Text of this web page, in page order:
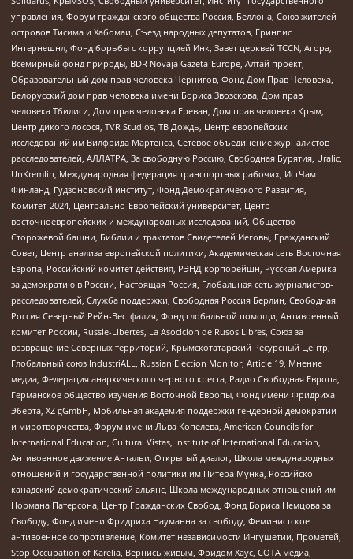
управления, Форум гражданского общества Россия, Беллона, Союз жителей
островов Тисима и Хабомаи, Съезд народных депутатов, Гринпис
Интернешнл, Фонд борьбы с коррупцией Инк, Завет церквей TCCN, Агора,
Всемирный фонд природы, BDR Novaja Gazeta-Europe, Алтай проект,
Образовательный дом прав человека Чернигов, Фонд Дом Прав Человека,
Белорусский дом прав человека имени Бориса Звозскова, Дом прав
человека Тбилиси, Дом прав человека Ереван, Дом прав человека Крым,
Центр дикого лосося, TVR Studios, ТВ Дождь, Центр европейских
исследований им Вилфрида Мартенса, Сетевое объединение журналистов
расследователей, АЛЛАТРА, За свободную Россию, Свободная Бурятия, Uralic,
UnKremlin, Международная федерация транспортных рабочих, ИстЧам
Финланд, Гудзоновский институт, Фонд Демократического Развития,
Комитет-2024, Центрально-Европейский университет, Центр
восточноевропейских и международных исследований, Общество
Сторожевой башни, Библии и трактатов Свидетелей Иеговы, Гражданский
Совет, Центр анализа европейской политики, Академическая сеть Восточная
Европа, Российский комитет действия, РЭНД корпорейшн, Русская Америка
за демократию в России, Настоящая Россия, Глобальная сеть журналистов-
расследователей, Служба поддержки, Свободная Россия Берлин, Свободная
Россия Северный Рейн-Вестфалия, Фонд глобальной помощи, Антивоенный
комитет России, Russie-Libertes, La Asocicion de Rusos Libres, Союз за
возвращение Северных территорий, Крымскотатарский Ресурсный Центр,
Глобальный союз IndustriALL, Russian Election Monitor, Article 19, Мнение
медиа, Федерация анархического черного креста, Радио Свободная Европа,
Германское общество изучения Восточной Европы, Фонд имени Фридриха
Эберта, XZ gGmbH, Мобильная академия поддержки гендерной демократии
и миротворчества, Форум имени Льва Копелева, American Councils for
International Education, Cultural Vistas, Institute of International Education,
Антивоенное движение Антальи, Открытый диалог, Школа международных
отношений и государственной политики им Питера Мунка, Российско-
канадский демократический альянс, Школа международных отношений им
Нормана Патерсона, Центр Гражданских Свобод, Фонд Бориса Немцова за
Свободу, Фонд имени Фридриха Науманна за свободу, Феминистское
антивоенное сопротивление, Комитет независимости Ингушетии, Прометей,
Stop Occupation of Karelia, Вернись живым, Фридом Хаус, СОТА медиа,